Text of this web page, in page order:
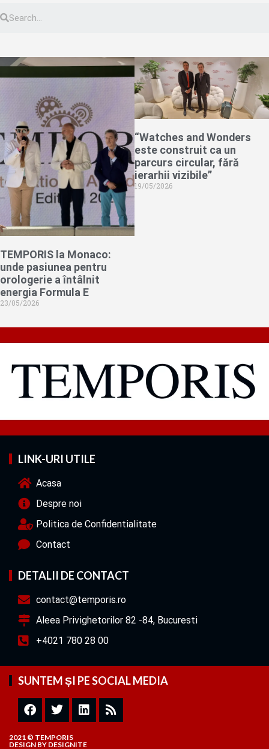
TEMPORIS la Monaco:
unde pasiunea pentru
orologerie a întâlnit
energia Formula E
23/05/2026
“Watches and Wonders
este construit ca un
parcurs circular, fără
ierarhii vizibile”
19/05/2026
LINK-URI UTILE
Acasa
Despre noi
Politica de Confidentialitate
Contact
DETALII DE CONTACT
contact@temporis.ro
Aleea Privighetorilor 82 -84, Bucuresti
+4021 780 28 00
SUNTEM ȘI PE SOCIAL MEDIA
2021 © TEMPORIS
DESIGN BY DESIGNITE